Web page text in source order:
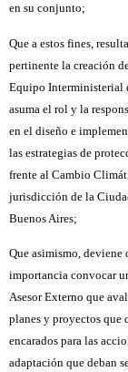
en su conjunto;
Que a estos fines, resulta
pertinente la creación
Equipo Interministerial
asuma el rol y la
en el diseño e
las estrategias de
frente al Cambio
jurisdicción de la
Buenos Aires;
Que asimismo, deviene
importancia convocar
Asesor Externo que
planes y proyectos que
encarados para las
adaptación que deban